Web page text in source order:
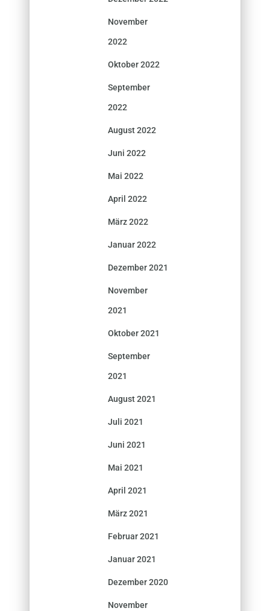
November
2022
Oktober 2022
September
2022
August 2022
Juni 2022
Mai 2022
April 2022
März 2022
Januar 2022
Dezember 2021
November
2021
Oktober 2021
September
2021
August 2021
Juli 2021
Juni 2021
Mai 2021
April 2021
März 2021
Februar 2021
Januar 2021
Dezember 2020
November